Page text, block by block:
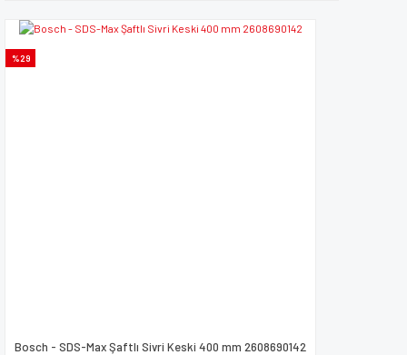
%29
Bosch - SDS-Max Şaftlı Sivri Keski 400 mm 2608690142